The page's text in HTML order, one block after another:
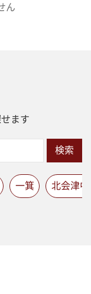
ん
ます
検索
一箕 北会津中